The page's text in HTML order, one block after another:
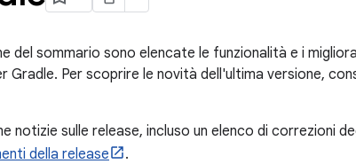
del sommario sono elencate le funzionalità e i
Gradle. Per scoprire le novità dell'ultima versione,
notizie sulle release, incluso un elenco di correzioni
della release
.